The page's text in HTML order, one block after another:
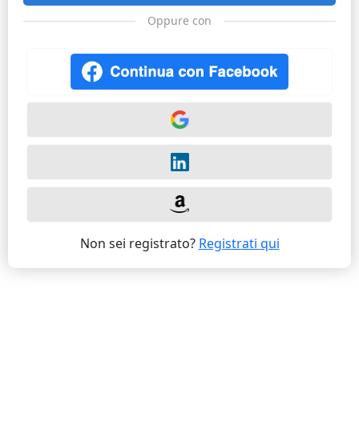
Oppure con
Non sei registrato? Registrati qui